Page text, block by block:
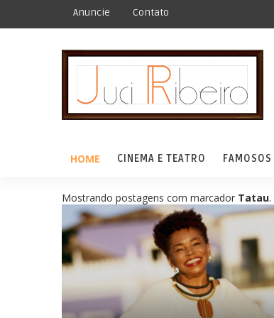
Anuncie Contato
HOME CINEMA E TEATRO FAMOSOS
Mostrando postagens com marcador Tatau.